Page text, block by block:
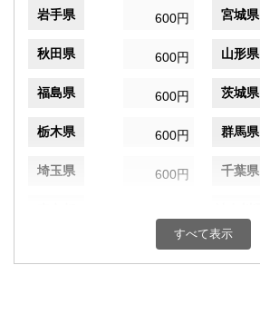
岩手県 600円 宮城県
秋田県 600円 山形県
福島県 600円 茨城県
栃木県 600円 群馬県
埼玉県 600円 千葉県
600円 富山県
すべて表示